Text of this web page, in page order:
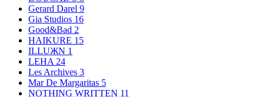
Gerard Darel 9
Gia Studios 16
Good&Bad 2
HAIKURE 15
ILLUЖN 1
LEHA 24
Les Archives 3
Mar De Margaritas 5
NOTHING WRITTEN 11